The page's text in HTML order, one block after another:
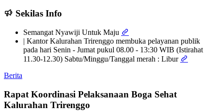
Sekilas Info
Semangat Nyawiji Untuk Maju
| Kantor Kalurahan Trirenggo membuka pelayanan publik
pada hari Senin - Jumat pukul 08.00 - 13:30 WIB (Istirahat
11.30-12.30) Sabtu/Minggu/Tanggal merah : Libur
Berita
Rapat Koordinasi Pelaksanaan Boga Sehat
Kalurahan Trirenggo